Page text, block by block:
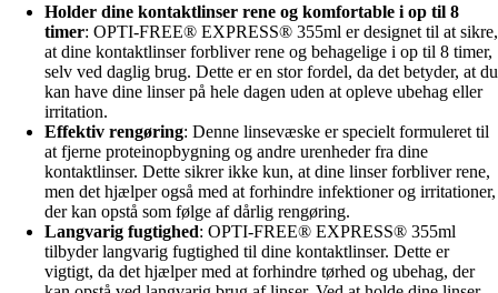
Holder dine kontaktlinser rene og komfortable i op til 8
timer: OPTI-FREE® EXPRESS® 355ml er designet til at sikre,
at dine kontaktlinser forbliver rene og behagelige i op til 8 timer,
selv ved daglig brug. Dette er en stor fordel, da det betyder, at du
kan have dine linser på hele dagen uden at opleve ubehag eller
irritation.
Effektiv rengøring: Denne linsevæske er specielt formuleret til
at fjerne proteinopbygning og andre urenheder fra dine
kontaktlinser. Dette sikrer ikke kun, at dine linser forbliver rene,
men det hjælper også med at forhindre infektioner og irritationer,
der kan opstå som følge af dårlig rengøring.
Langvarig fugtighed: OPTI-FREE® EXPRESS® 355ml
tilbyder langvarig fugtighed til dine kontaktlinser. Dette er
vigtigt, da det hjælper med at forhindre tørhed og ubehag, der